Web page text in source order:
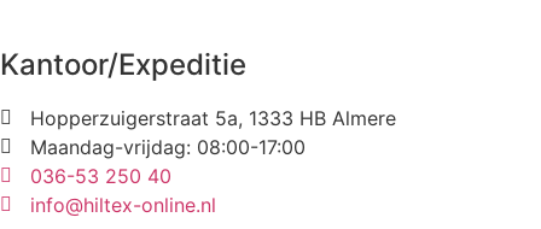
Kantoor/Expeditie
Hopperzuigerstraat 5a, 1333 HB Almere
Maandag-vrijdag: 08:00-17:00
036-53 250 40
info@hiltex-online.nl